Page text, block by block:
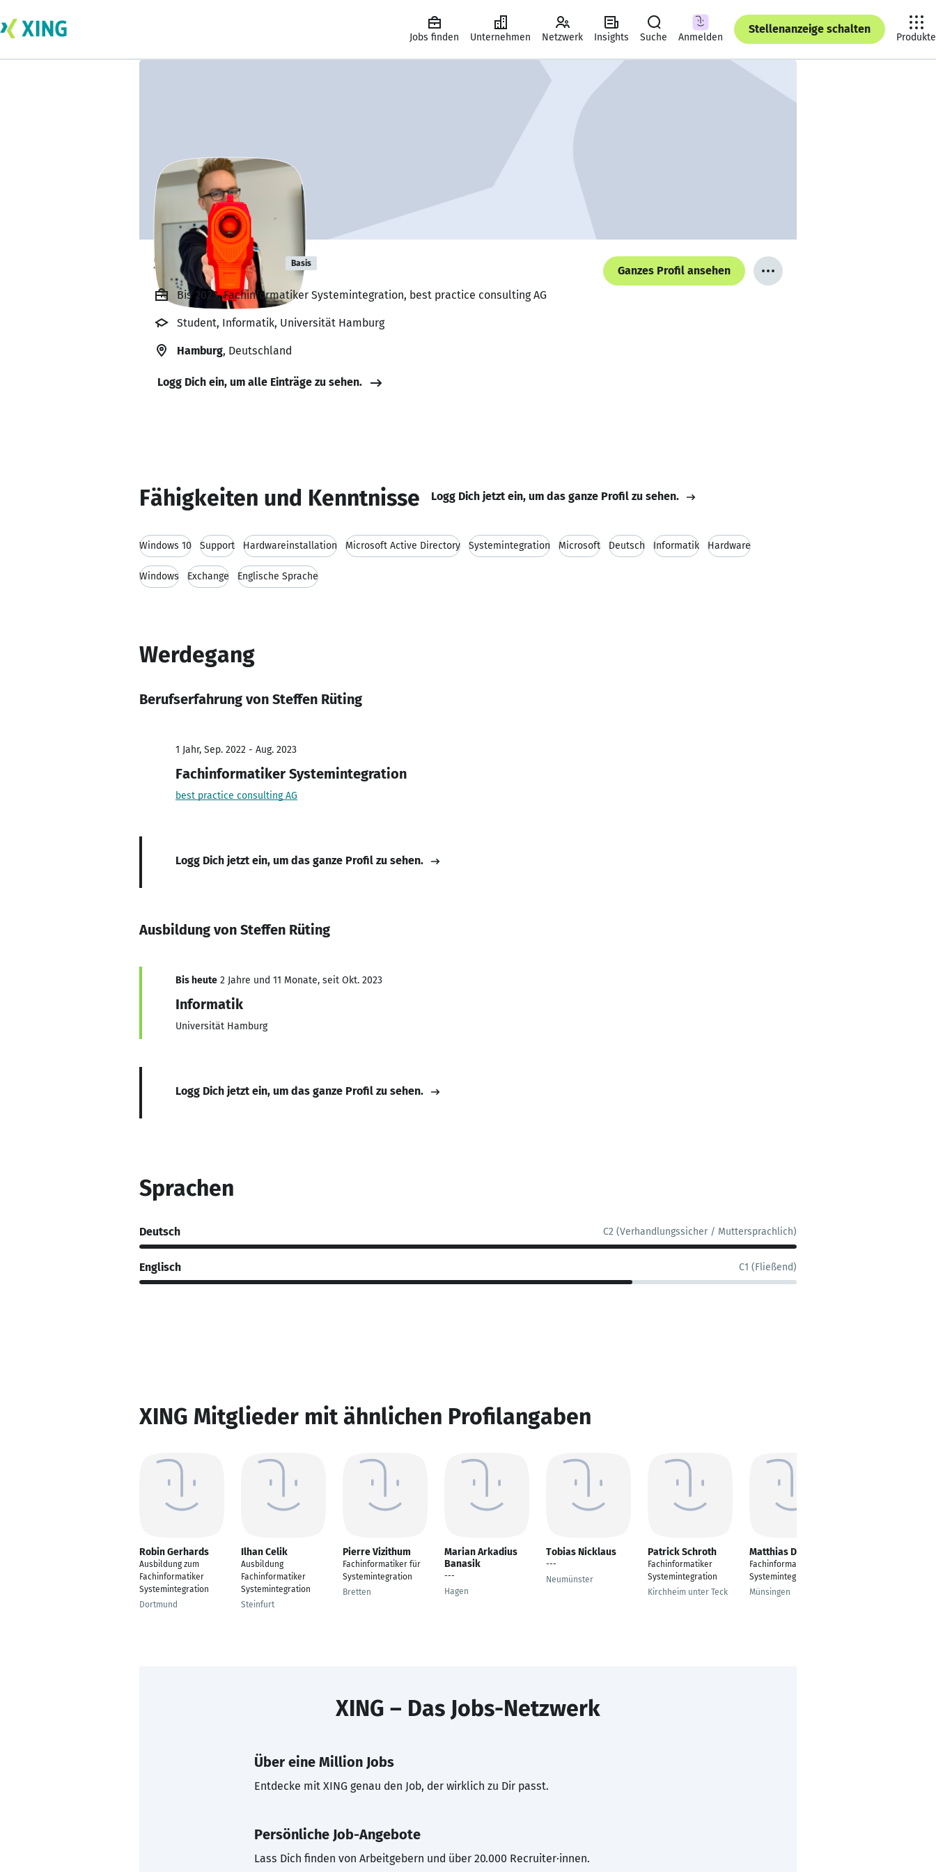
Jobs finden Unternehmen Netzwerk Insights Suche Anmelden
Stellenanzeige schalten
Produkte
Steffen Rüting Basis
Ganzes Profil ansehen
Bis 2023, Fachinformatiker Systemintegration, best practice consulting AG
Student, Informatik, Universität Hamburg
Hamburg, Deutschland
Logg Dich ein, um alle Einträge zu sehen.
Fähigkeiten und Kenntnisse Logg Dich jetzt ein, um das ganze Profil zu sehen.
Windows 10 Support Hardwareinstallation Microsoft Active Directory Systemintegration Microsoft Deutsch Informatik Hardware
Windows Exchange Englische Sprache
Werdegang
Berufserfahrung von Steffen Rüting
1 Jahr, Sep. 2022 - Aug. 2023
Fachinformatiker Systemintegration
best practice consulting AG
Logg Dich jetzt ein, um das ganze Profil zu sehen.
Ausbildung von Steffen Rüting
Bis heute 2 Jahre und 11 Monate, seit Okt. 2023
Informatik
Universität Hamburg
Logg Dich jetzt ein, um das ganze Profil zu sehen.
Sprachen
Deutsch C2 (Verhandlungssicher / Muttersprachlich)
Englisch C1 (Fließend)
XING Mitglieder mit ähnlichen Profilangaben
Robin Gerhards
Ausbildung zum
Fachinformatiker
Systemintegration
Dortmund
Ilhan Celik
Ausbildung
Fachinformatiker
Systemintegration
Steinfurt
Pierre Vizithum
Fachinformatiker für
Systemintegration
Bretten
Marian Arkadius
Banasik
---
Hagen
Tobias Nicklaus
---
Neumünster
Patrick Schroth
Fachinformatiker
Systemintegration
Kirchheim unter Teck
Matthias Dlugi
Fachinformatiker
Systemintegration
Münsingen
XING – Das Jobs-Netzwerk
Über eine Million Jobs
Entdecke mit XING genau den Job, der wirklich zu Dir passt.
Persönliche Job-Angebote
Lass Dich finden von Arbeitgebern und über 20.000 Recruiter·innen.